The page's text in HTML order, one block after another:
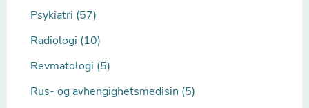
Psykiatri (57)
Radiologi (10)
Revmatologi (5)
Rus- og avhengighetsmedisin (5)